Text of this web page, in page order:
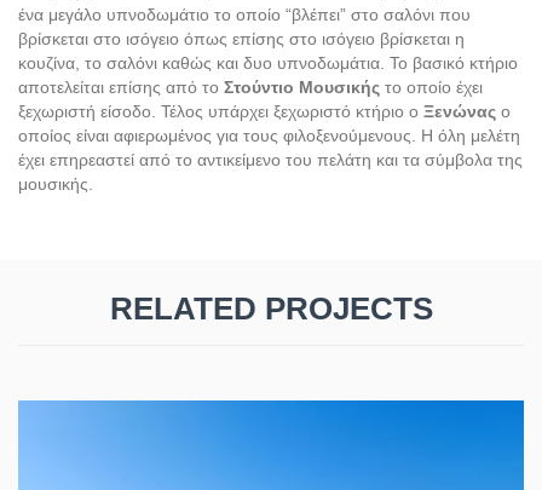
ένα μεγάλο υπνοδωμάτιο το οποίο “βλέπει” στο σαλόνι που
βρίσκεται στο ισόγειο όπως επίσης στο ισόγειο βρίσκεται η
κουζίνα, το σαλόνι καθώς και δυο υπνοδωμάτια. Το βασικό κτήριο
αποτελείται επίσης από το Στούντιο Μουσικής το οποίο έχει
ξεχωριστή είσοδο. Τέλος υπάρχει ξεχωριστό κτήριο ο Ξενώνας ο
οποίος είναι αφιερωμένος για τους φιλοξενούμενους. Η όλη μελέτη
έχει επηρεαστεί από το αντικείμενο του πελάτη και τα σύμβολα της
μουσικής.
RELATED PROJECTS